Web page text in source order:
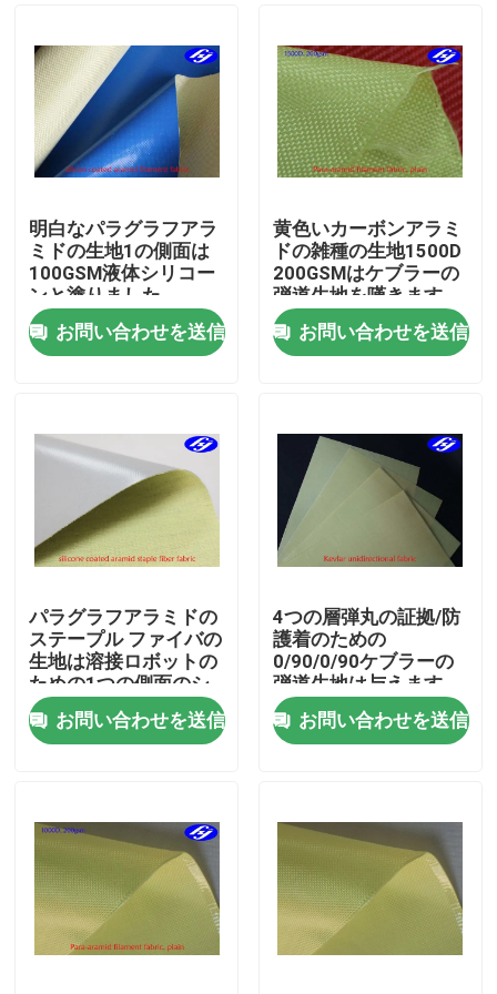
ホーム
企業情報
会社案内
品質管理
ニュース
見積依頼
明白なパラグラフアラ
ミドの生地1の側面は
100GSM液体シリコー
ンと塗りました
お問い合わせを送信
黄色いカーボンアラミ
ドの雑種の生地1500D
200GSMはケブラーの
弾道生地を嘆きます
お問い合わせを送信
パラグラフアラミドの
ステープル ファイバの
生地は溶接ロボットの
ための1つの側面のシ
リコーンに塗りました
お問い合わせを送信
4つの層弾丸の証拠/防
護着のための
0/90/0/90ケブラーの
弾道生地は与えます
お問い合わせを送信